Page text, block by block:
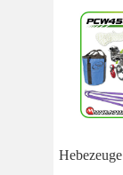
Hebezeuge